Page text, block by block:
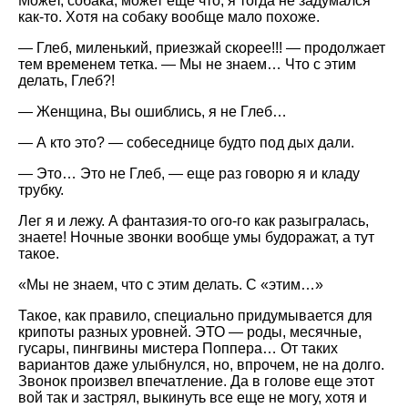
как-то. Хотя на собаку вообще мало похоже.
— Глеб, миленький, приезжай скорее!!! — продолжает
тем временем тетка. — Мы не знаем… Что с этим
делать, Глеб?!
— Женщина, Вы ошиблись, я не Глеб…
— А кто это? — собеседнице будто под дых дали.
— Это… Это не Глеб, — еще раз говорю я и кладу
трубку.
Лег я и лежу. А фантазия-то ого-го как разыгралась,
знаете! Ночные звонки вообще умы будоражат, а тут
такое.
«Мы не знаем, что с этим делать. С «этим…»
Такое, как правило, специально придумывается для
крипоты разных уровней. ЭТО — роды, месячные,
гусары, пингвины мистера Поппера… От таких
вариантов даже улыбнулся, но, впрочем, не на долго.
Звонок произвел впечатление. Да в голове еще этот
вой так и застрял, выкинуть все еще не могу, хотя и